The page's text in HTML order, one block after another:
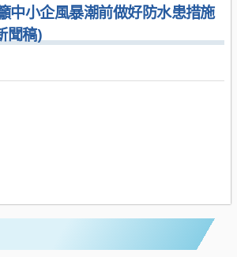
中小企風暴潮前做好防水患措施
聞稿)